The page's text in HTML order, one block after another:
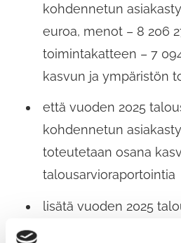
kohdennetun
euroa, menot – 8 206
toimintakatteen – 7
kasvun ja ympäristön
että vuoden 2025
kohdennetun
toteutetaan osana
talousarvioraportointia
lisätä vuoden 2025
investointeihin